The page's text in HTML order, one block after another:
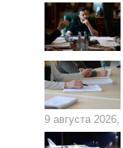
9 августа